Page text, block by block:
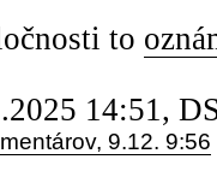
to
14:51,
9.12. 9:56